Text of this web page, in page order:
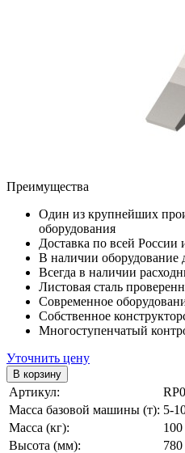
Преимущества
Один из крупнейших
оборудования
Доставка по всей
В наличии оборудование
Всегда в наличии
Листовая сталь
Современное
Собственное
Многоступенчатый
Уточнить цену
Артикул:
Масса базовой машины (т): 5-
Масса (кг):
100
Высота (мм):
780